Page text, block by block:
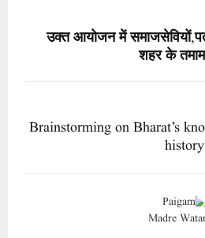
उक्त आयोजन में
शहर के तमाम
Brainstorming on Bharat’s